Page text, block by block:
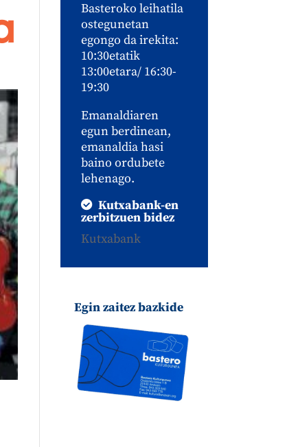
Basteroko leihatila
ostegunetan
egongo da irekita:
10:30etatik
13:00etara/ 16:30-
19:30
Emanaldiaren
egun berdinean,
emanaldia hasi
baino ordubete
lehenago.
Kutxabank-en
zerbitzuen bidez
Kutxabank
Egin zaitez bazkide